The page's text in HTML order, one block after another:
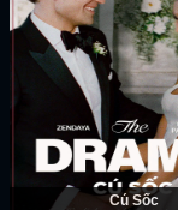
Cú Sốc